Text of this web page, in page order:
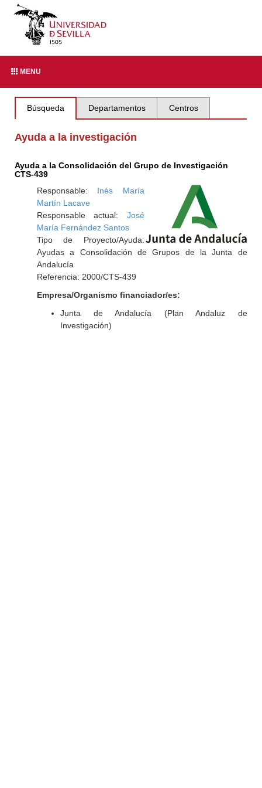
MENU
Búsqueda Departamentos Centros
Ayuda a la investigación
Ayuda a la Consolidación del Grupo de Investigación
CTS-439
Responsable: Inés María
Martín Lacave
Responsable actual: José
María Fernández Santos
Tipo de Proyecto/Ayuda:
Ayudas a Consolidación de Grupos de la Junta de
Andalucía
Referencia: 2000/CTS-439
Empresa/Organismo financiador/es:
Junta de Andalucía (Plan Andaluz de
Investigación)